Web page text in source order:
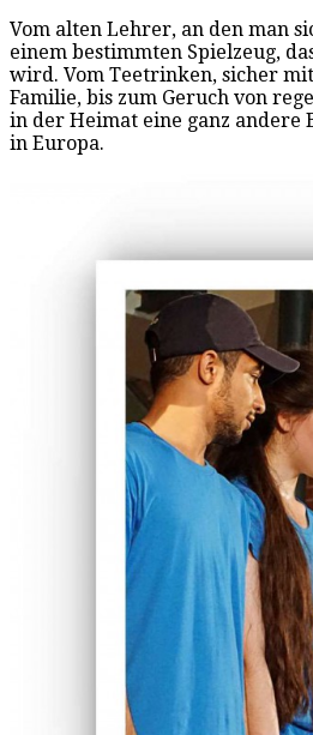
Vom alten Lehrer, an den man
einem bestimmten Spielzeug,
wird. Vom Teetrinken, sicher
Familie, bis zum Geruch von
in der Heimat eine ganz andere
in Europa.